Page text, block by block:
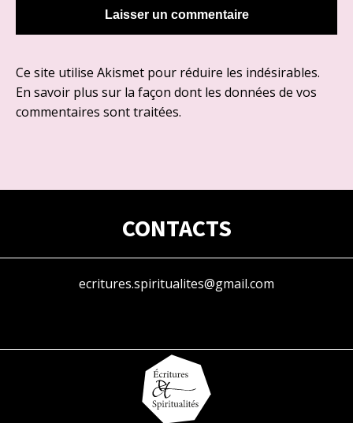
Ce site utilise Akismet pour réduire les indésirables.
En savoir plus sur la façon dont les données de vos
commentaires sont traitées.
CONTACTS
ecritures.spiritualites@gmail.com